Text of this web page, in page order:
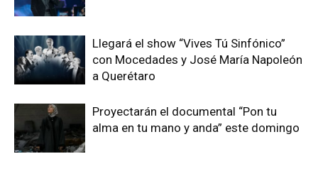
Llegará el show “Vives Tú Sinfónico”
con Mocedades y José María Napoleón
a Querétaro
Proyectarán el documental “Pon tu
alma en tu mano y anda” este domingo